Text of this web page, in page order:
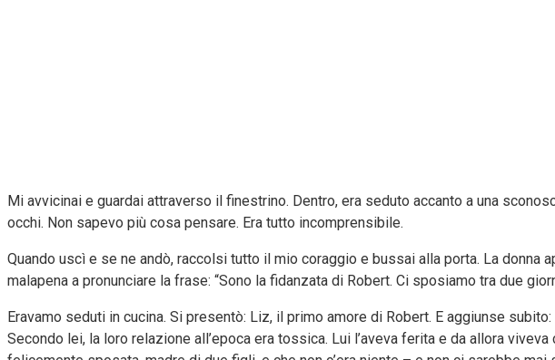
Mi avvicinai e guardai attraverso il finestrino. Dentro, era seduto accanto a una
occhi. Non sapevo più cosa pensare. Era tutto incomprensibile.
Quando uscì e se ne andò, raccolsi tutto il mio coraggio e bussai alla porta. La
malapena a pronunciare la frase: “Sono la fidanzata di Robert. Ci sposiamo tra due
Eravamo seduti in cucina. Si presentò: Liz, il primo amore di Robert. E aggiunse
Secondo lei, la loro relazione all’epoca era tossica. Lui l’aveva ferita e da allora